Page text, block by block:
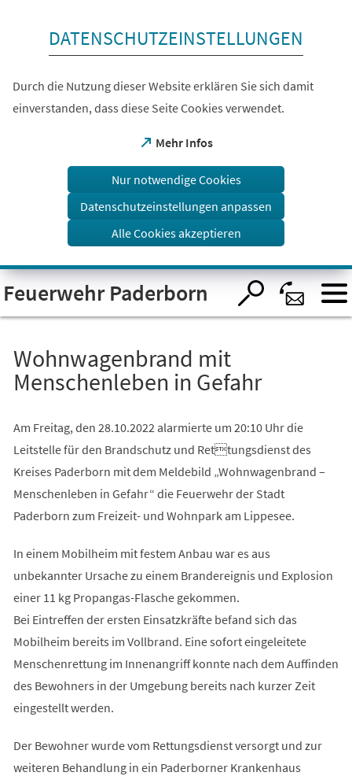
Visuelle
Assistenzsoftware
öffnen.
DATENSCHUTZEINSTELLUNGEN
Durch die Nutzung dieser Website erklären Sie sich damit
einverstanden, dass diese Seite Cookies verwendet.
Mehr Infos
(Öffnet
einem
Tab)
Nur notwendige Cookies
Datenschutzeinstellungen anpassen
Alle Cookies akzeptieren
Feuerwehr Paderborn
Wohnwagenbrand mit
Menschenleben in Gefahr
Am Freitag, den 28.10.2022 alarmierte um 20:10 Uhr die
Leitstelle für den Brandschutz und Rettungsdienst des
Kreises Paderborn mit dem Meldebild „Wohnwagenbrand –
Menschenleben in Gefahr“ die Feuerwehr der Stadt
Paderborn zum Freizeit- und Wohnpark am Lippesee.
In einem Mobilheim mit festem Anbau war es aus
unbekannter Ursache zu einem Brandereignis und Explosion
einer 11 kg Propangas-Flasche gekommen.
Bei Eintreffen der ersten Einsatzkräfte befand sich das
Mobilheim bereits im Vollbrand. Eine sofort eingeleitete
Menschenrettung im Innenangriff konnte nach dem Auffinden
des Bewohners in der Umgebung bereits nach kurzer Zeit
eingestellt werden.
Der Bewohner wurde vom Rettungsdienst versorgt und zur
weiteren Behandlung in ein Paderborner Krankenhaus